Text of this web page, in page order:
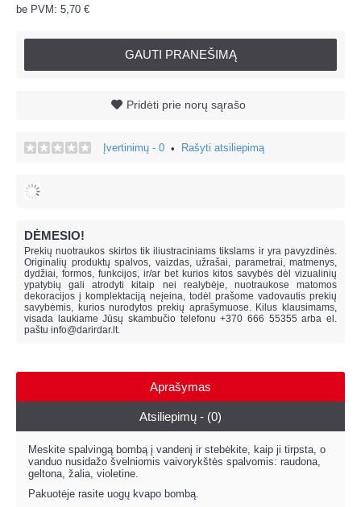
be PVM: 5,70 €
GAUTI PRANEŠIMĄ
Pridėti prie norų sąrašo
Įvertinimų - 0 • Rašyti atsiliepimą
DĖMESIO!
Prekių nuotraukos skirtos tik iliustraciniams tikslams ir yra pavyzdinės.
Originalių produktų spalvos, vaizdas, užrašai, parametrai, matmenys,
dydžiai, formos, funkcijos, ir/ar bet kurios kitos savybės dėl vizualinių
ypatybių gali atrodyti kitaip nei realybėje, nuotraukose matomos
dekoracijos į komplektaciją neįeina, todėl prašome vadovautis prekių
savybėmis, kurios nurodytos prekių aprašymuose. Kilus klausimams,
visada laukiame Jūsų skambučio telefonu +370 666 55355 arba el.
paštu info@darirdar.lt.
Aprašymas
Atsiliepimų - (0)
Meskite spalvingą bombą į vandenį ir stebėkite, kaip ji tirpsta, o
vanduo nusidažo švelniomis vaivorykštės spalvomis: raudona,
geltona, žalia, violetine.
Pakuotėje rasite uogų kvapo bombą.